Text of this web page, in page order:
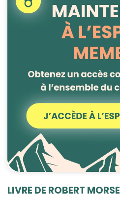
LIVRE DE ROBERT MORSE